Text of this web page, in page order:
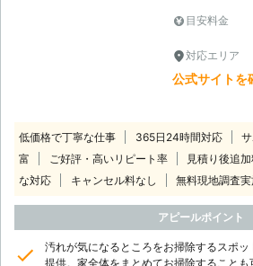
目安料金
対応エリア
公式サイトを
低価格で丁寧な仕事 365日24時間対応
富
ご好評・高いリピート率 見積り後追
な対応
キャンセル料なし 無料現地調査
アピールポイント
汚れが気になるところをお掃除するスポ
提供。家全体をまとめてお掃除することも